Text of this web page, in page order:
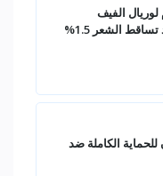
الفيف
الشعر 1.5%
الكاملة ضد